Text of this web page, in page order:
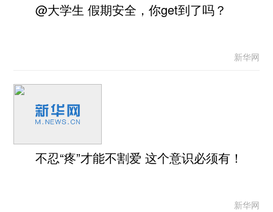
@大学生 假期安全，你get到了吗？
新华网
不忍“疼”才能不割爱 这个意识必须有！
新华网